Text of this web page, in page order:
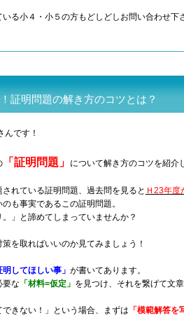
る小４・小５の方もどしどしお問い合わせ下
証明問題の解き方のコツとは？
んです！
「証明問題」 について解き方のコツを紹介
されている証明問題、過去問を見ると Ｈ23年度
も事実であるこの証明問題。
」と諦めてしまっていませんか？
を取ればいいのか見てみましょう！
明してほしい事」 が書いてあります。
要な 「材料=仮定」 を見つけ、それを繋げて文
できない！」という場合、まずは 「模範解答